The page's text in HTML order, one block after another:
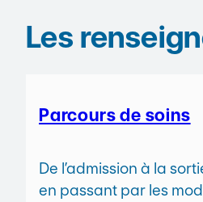
Les
Parcours de soins
De l’admission à la
en passant par les